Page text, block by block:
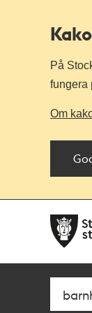
På
fungera
Om
navigationen
huvudinnehållet
Sök